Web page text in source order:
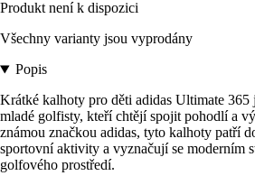
Produkt není k dispozici
Všechny varianty jsou vyprodány
Popis
Krátké kalhoty pro děti adidas Ultimate
mladé golfisty, kteří chtějí spojit pohodlí a
známou značkou adidas, tyto kalhoty patří
sportovní aktivity a vyznačují se moderním
golfového prostředí.